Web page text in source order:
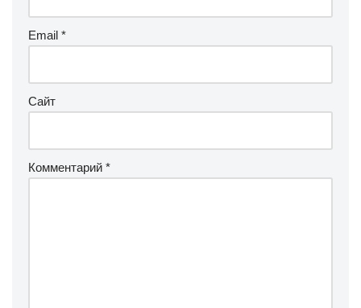
Email *
Сайт
Комментарий *